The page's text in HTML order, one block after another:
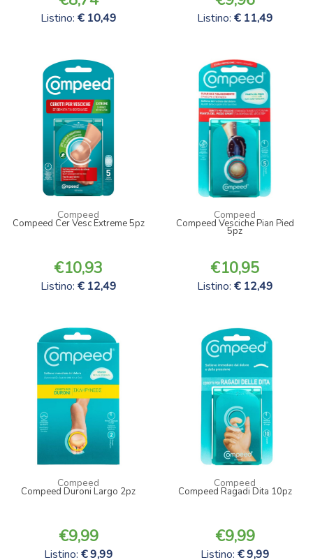
Listino: 10,49 Listino: 11,49
Compeed
Compeed Cer Vesc Extreme 5pz
10,93
Listino: 12,49
Compeed
Compeed Vesciche Pian Pied
5pz
10,95
Listino: 12,49
Compeed
Compeed Duroni Largo 2pz
9,99
Listino: 9,99
Compeed
Compeed Ragadi Dita 10pz
9,99
Listino: 9,99